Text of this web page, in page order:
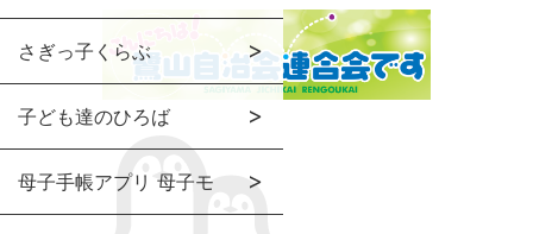
さぎっ子くらぶ
子ども達のひろば
母子手帳アプリ 母子モ